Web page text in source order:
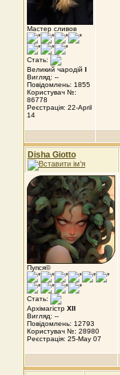
Мастер сливов
Стать:
Великий чародій I
Вигляд: --
Повідомлень: 1855
Користувач №:
86778
Реєстрація: 22-April
14
Disha Giotto
Пупся©
Стать:
Архімагістр XII
Вигляд: --
Повідомлень: 12793
Користувач №: 28980
Реєстрація: 25-May 07